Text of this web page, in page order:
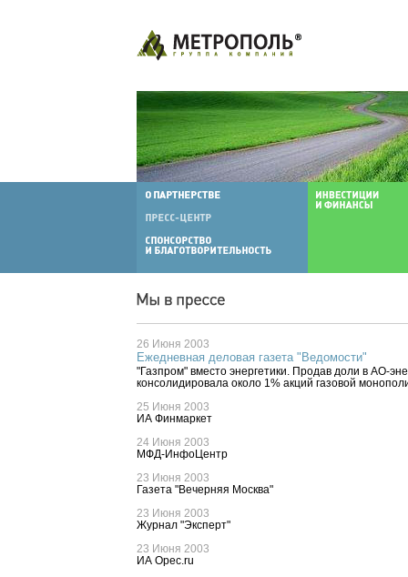
26 Июня 2003
Ежедневная деловая газета "Ведомости"
"Газпром" вместо энергетики. Продав доли в АО-
консолидировала около 1% акций газовой
25 Июня 2003
ИА Финмаркет
24 Июня 2003
МФД-ИнфоЦентр
23 Июня 2003
Газета "Вечерняя Москва"
23 Июня 2003
Журнал "Эксперт"
23 Июня 2003
ИА Opec.ru